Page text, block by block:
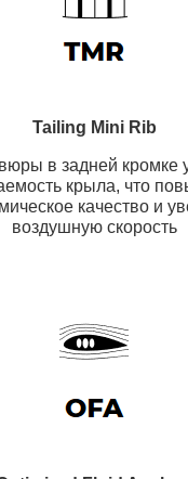
Tailing Mini Rib
в задней кромке
крыла, что
качество и
воздушную скорость